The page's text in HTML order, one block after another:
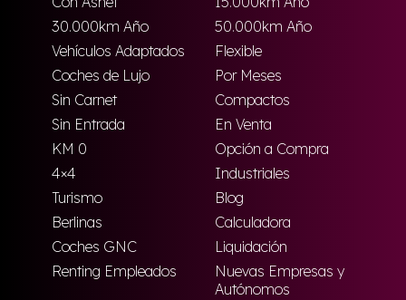
30.000km Año
50.000km Año
Vehículos Adaptados
Flexible
Coches de Lujo
Por Meses
Sin Carnet
Compactos
Sin Entrada
En Venta
KM 0
Opción a Compra
4×4
Industriales
Turismo
Blog
Berlinas
Calculadora
Coches GNC
Liquidación
Renting Empleados
Nuevas Empresas y
Autónomos